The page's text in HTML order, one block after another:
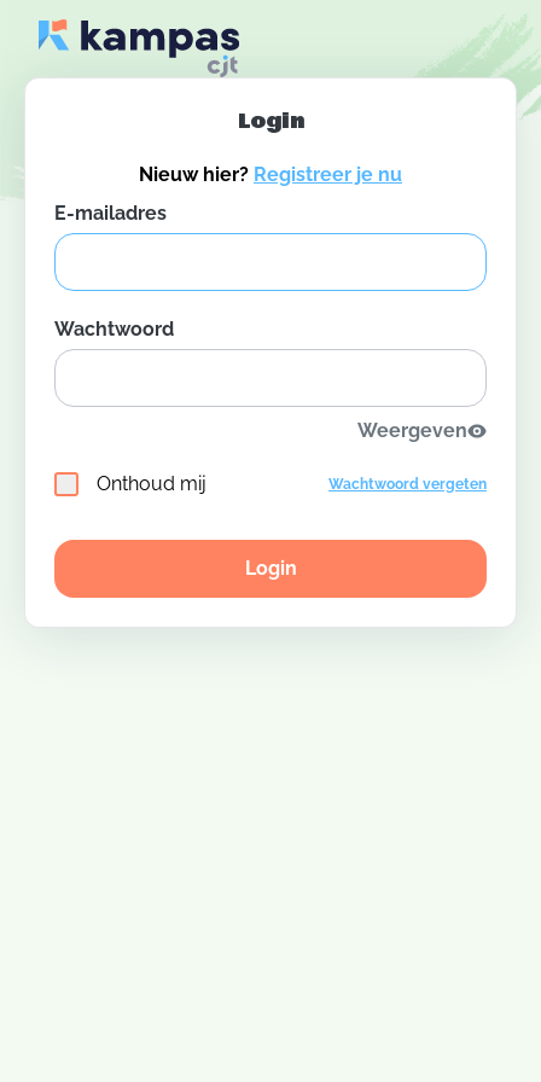
Login
Nieuw hier? Registreer je nu
E-mailadres
Wachtwoord
Weergeven
Onthoud mij Wachtwoord vergeten
Login